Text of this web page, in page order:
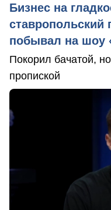
Бизнес на
ставропольский
побывал на шоу
Покорил бачатой,
пропиской